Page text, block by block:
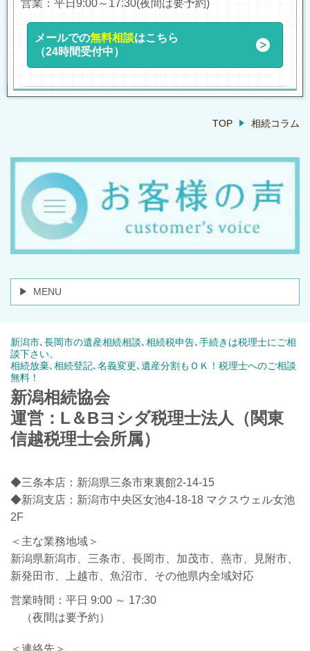
営業：平日9:00～17:30(夜間は要予約)
メールでの無料相談はこちら
（24時間受付中）
TOP 相続コラム
MENU
新潟市､長岡市の遺産相続相談､相続税申告､手続きは税理士にご相
談下さい。
相続放棄､相続登記､名義変更､遺産分割もＯＫ！税理士へのご相談
無料！
新潟相続協会
運営：L＆Bヨシダ税理士法人（関東
信越税理士会所属）
◆三条本店：新潟県三条市東裏館2-14-15
◆新潟支店：新潟市中央区女池4-18-18 マクスウェル女池
2F
＜主な業務地域＞
新潟県新潟市、三条市、長岡市、加茂市、燕市、見附市、
新発田市、上越市、魚沼市、その他県内全域対応
営業時間：平日 9:00 ～ 17:30
（夜間は要予約）
＜連絡先＞